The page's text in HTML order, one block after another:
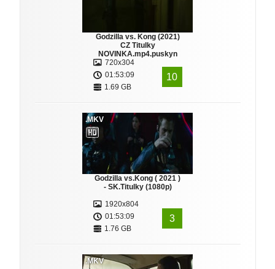
Godzilla vs. Kong (2021)
CZ Titulky
NOVINKA.mp4.puskyn
720x304
01:53:09
1.69 GB
10
.MKV
Godzilla vs.Kong ( 2021 )
- SK.Titulky (1080p)
1920x804
01:53:09
1.76 GB
3
.MKV